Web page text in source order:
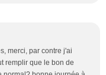
merci, par contre j'ai
remplir que le bon de